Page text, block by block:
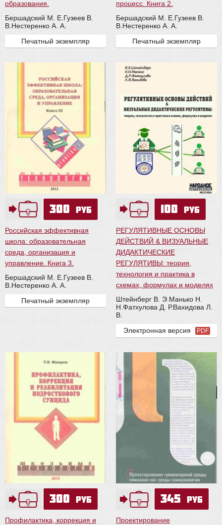
образования.
Бершадский М. Е. Гузеев В.
В. Нестеренко А. А.
Печатный экземпляр
процесс. Книга 2.
Бершадский М. Е. Гузеев В.
В. Нестеренко А. А.
Печатный экземпляр
300 руб
Российская эффективная
школа: образовательная
среда, организация и
управление. Книга 3.
Бершадский М. Е. Гузеев В.
В. Нестеренко А. А.
Печатный экземпляр
100 руб
РЕГУЛЯТИВНЫЕ ОСНОВЫ
ДЕЙСТВИЙ & ВИЗУАЛЬНЫЕ
ДИДАКТИЧЕСКИЕ
РЕГУЛЯТИВЫ: теория,
технология и практика в
схемах, формулах и моделях
Штейнберг В. Э. Манько Н.
Н. Фатхулова Д. Р.Вахидова Л.
В.
Электронная версия
PDF
300 руб
Профилактика, коррекция и
345 руб
Проектирование